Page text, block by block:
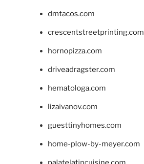
dmtacos.com
crescentstreetprinting.com
hornopizza.com
driveadragster.com
hematologa.com
lizaivanov.com
guesttinyhomes.com
home-plow-by-meyer.com